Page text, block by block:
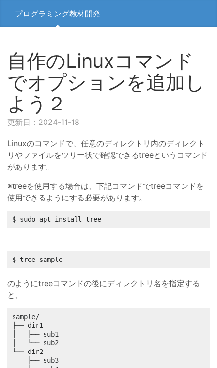
プログラミング教材開発
自作のLinuxコマンド
でオプションを追加し
よう２
更新日：2024-11-18
Linuxのコマンドで、任意のディレクトリ内のディレクト
リやファイルをツリー状で確認できるtreeというコマンド
があります。
※treeを使用する場合は、下記コマンドでtreeコマンドを
使用できるようにする必要があります。
$ sudo apt install tree
$ tree sample
のようにtreeコマンドの後にディレクトリ名を指定する
と、
sample/
├── dir1
│   ├── sub1
│   └── sub2
└── dir2
    ├── sub3